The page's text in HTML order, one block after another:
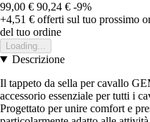
99,00 € 90,24 € -9%
+4,51 € offerti sul tuo prossimo
del tuo ordine
Loading...
Descrizione
Il tappeto da sella per cavallo
accessorio essenziale per tutti i
Progettato per unire comfort e